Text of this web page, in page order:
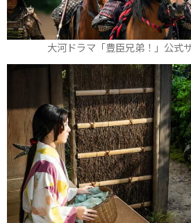
大河ドラマ「豊臣兄弟！」公式